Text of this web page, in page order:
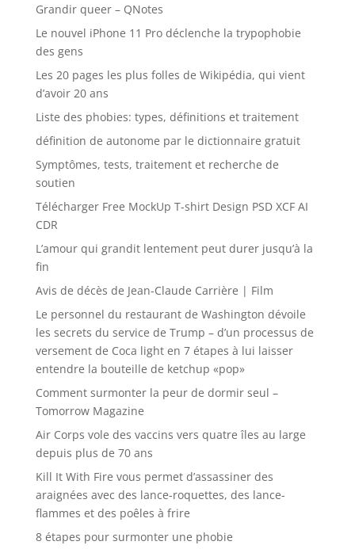
Grandir queer – QNotes
Le nouvel iPhone 11 Pro déclenche la trypophobie
des gens
Les 20 pages les plus folles de Wikipédia, qui vient
d’avoir 20 ans
Liste des phobies: types, définitions et traitement
définition de autonome par le dictionnaire gratuit
Symptômes, tests, traitement et recherche de
soutien
Télécharger Free MockUp T-shirt Design PSD XCF AI
CDR
L’amour qui grandit lentement peut durer jusqu’à la
fin
Avis de décès de Jean-Claude Carrière | Film
Le personnel du restaurant de Washington dévoile
les secrets du service de Trump – d’un processus de
versement de Coca light en 7 étapes à lui laisser
entendre la bouteille de ketchup «pop»
Comment surmonter la peur de dormir seul –
Tomorrow Magazine
Air Corps vole des vaccins vers quatre îles au large
depuis plus de 70 ans
Kill It With Fire vous permet d’assassiner des
araignées avec des lance-roquettes, des lance-
flammes et des poêles à frire
8 étapes pour surmonter une phobie